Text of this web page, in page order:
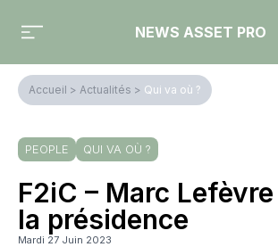
NEWS ASSET PRO
Accueil > Actualités > Qui va où ?
PEOPLE QUI VA OÙ ?
F2iC – Marc
la présidence
Mardi 27 Juin 2023